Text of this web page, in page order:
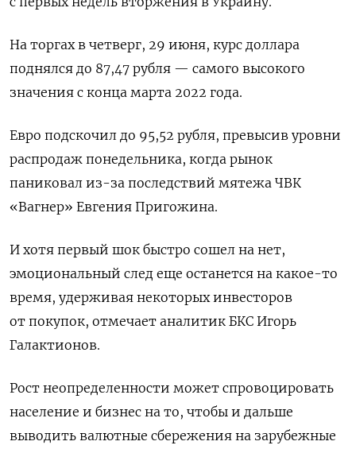
На торгах в четверг, 29 июня, курс доллара
поднялся до 87,47 рубля — самого высокого
значения с конца марта 2022 года.
Евро подскочил до 95,52 рубля, превысив уровни
распродаж понедельника, когда рынок
паниковал из-за последствий мятежа ЧВК
«Вагнер» Евгения Пригожина.
И хотя первый шок быстро сошел на нет,
эмоциональный след еще останется на какое-то
время, удерживая некоторых инвесторов
от покупок, отмечает аналитик БКС Игорь
Галактионов.
Рост неопределенности может спровоцировать
население и бизнес на то, чтобы и дальше
выводить валютные сбережения на зарубежные